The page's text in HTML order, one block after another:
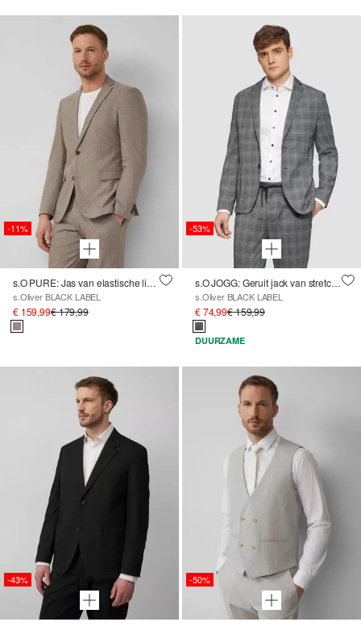
-11%
s.O PURE: Jas van elastische linnenmix
s.Oliver BLACK LABEL
€ 159,99€ 179,99
-53%
s.O JOGG: Geruit jack van stretch jersey
s.Oliver BLACK LABEL
€ 74,99€ 159,99
DUURZAME
-43% -50%